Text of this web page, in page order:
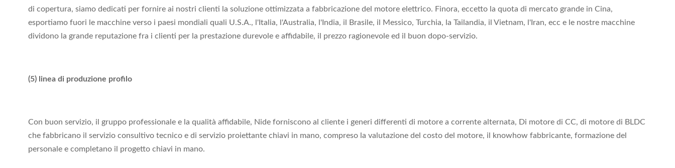
di copertura, siamo dedicati per fornire ai nostri clienti la soluzione ottimizzata a fabbricazione del motore elettrico. Finora, eccetto la quota di mercato grande in Cina,
esportiamo fuori le macchine verso i paesi mondiali quali U.S.A., l'Italia, l'Australia, l'India, il Brasile, il Messico, Turchia, la Tailandia, il Vietnam, l'Iran, ecc e le nostre macchine
dividono la grande reputazione fra i clienti per la prestazione durevole e affidabile, il prezzo ragionevole ed il buon dopo-servizio.
(5) linea di produzione profilo
Con buon servizio, il gruppo professionale e la qualità affidabile, Nide forniscono al cliente i generi differenti di motore a corrente alternata, Di motore di CC, di motore di BLDC
che fabbricano il servizio consultivo tecnico e di servizio proiettante chiavi in mano, compreso la valutazione del costo del motore, il knowhow fabbricante, formazione del
personale e completano il progetto chiavi in mano.